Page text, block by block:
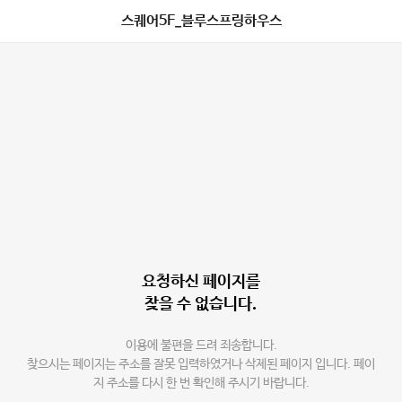
스퀘어5F_블루스프링하우스
요청하신 페이지를
찾을 수 없습니다.
이용에 불편을 드려 죄송합니다.
찾으시는 페이지는 주소를 잘못 입력하였거나 삭제된 페이지 입니다. 페이
지 주소를 다시 한 번 확인해 주시기 바랍니다.